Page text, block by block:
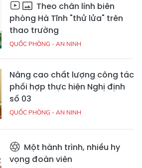
Theo chân lính biên
phòng Hà Tĩnh "thử lửa" trên
thao trường
QUỐC PHÒNG - AN NINH
Nâng cao chất lượng công tác
phối hợp thực hiện Nghị định
số 03
QUỐC PHÒNG - AN NINH
Một hành trình, nhiều hy
vọng đoàn viên